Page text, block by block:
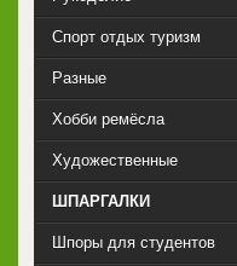
Спорт отдых туризм
Разные
Хобби ремёсла
Художественные
ШПАРГАЛКИ
Шпоры для студентов